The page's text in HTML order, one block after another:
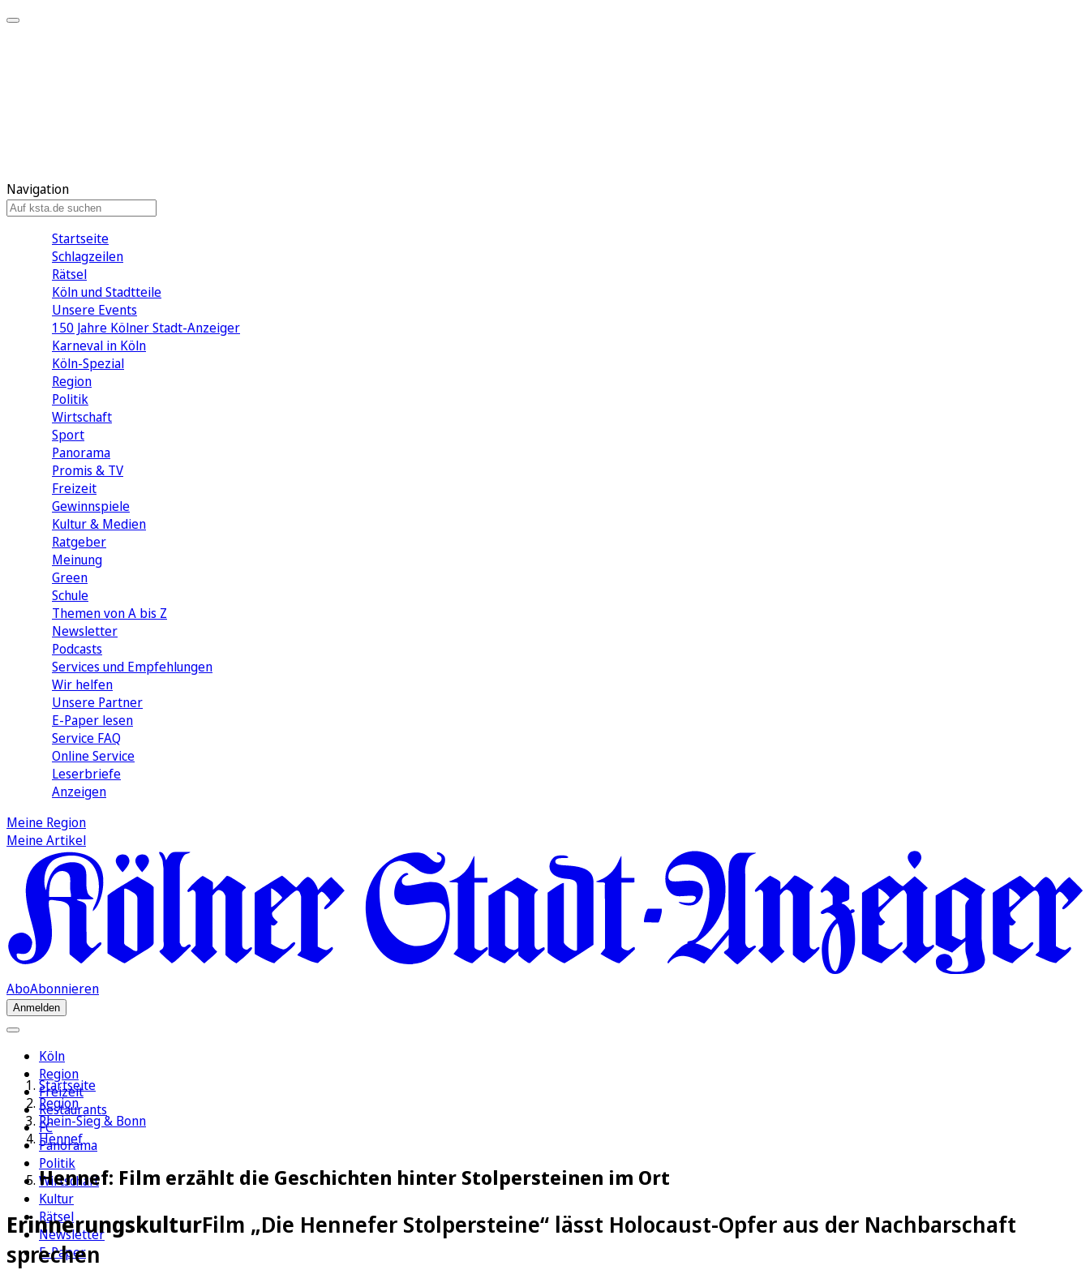
Navigation
Startseite
Schlagzeilen
Rätsel
Köln und Stadtteile
Unsere Events
150 Jahre Kölner Stadt-Anzeiger
Karneval in Köln
Köln-Spezial
Region
Politik
Wirtschaft
Sport
Panorama
Promis & TV
Freizeit
Gewinnspiele
Kultur & Medien
Ratgeber
Meinung
Green
Schule
Themen von A bis Z
Newsletter
Podcasts
Services und Empfehlungen
Wir helfen
Unsere Partner
E-Paper lesen
Service FAQ
Online Service
Leserbriefe
Anzeigen
Meine Region
Meine Artikel
AboAbonnieren
Anmelden
Köln
Region
Freizeit
Restaurants
FC
Panorama
Politik
Wirtschaft
Kultur
Rätsel
Newsletter
E-Paper
Startseite
Region
Rhein-Sieg & Bonn
Hennef
Hennef: Film erzählt die Geschichten hinter Stolpersteinen im Ort
ErinnerungskulturFilm „Die Hennefer Stolpersteine“ lässt Holocaust-Opfer aus der Nachbarschaft
sprechen